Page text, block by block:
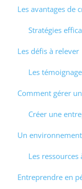
Les avantages de
Stratégies
Les défis à relever
Les
Comment gérer
Créer une
Un
Les
Entreprendre en